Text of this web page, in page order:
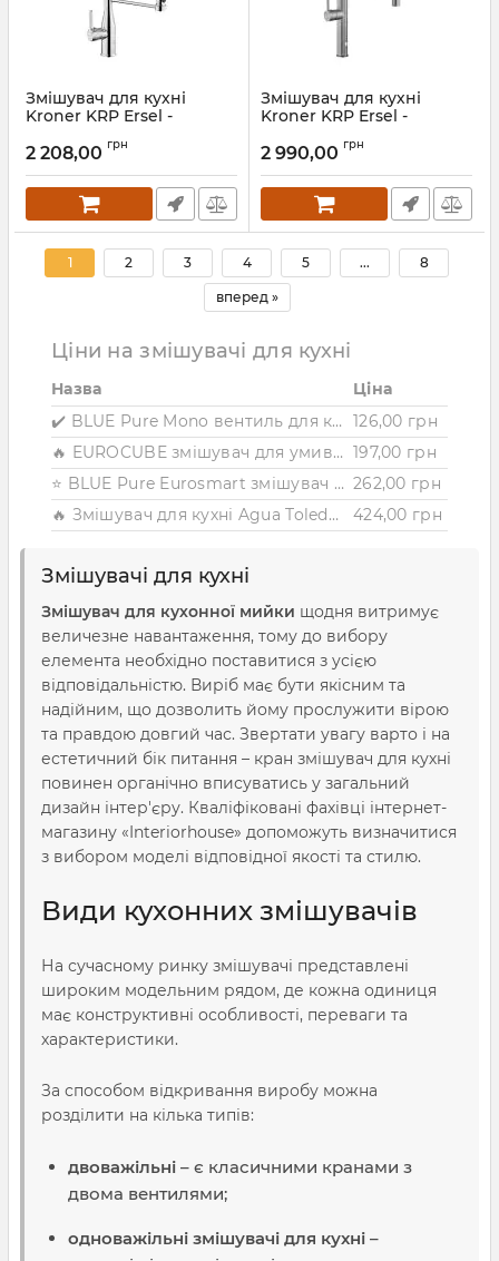
Змішувач для кухні
Kroner KRP Ersel -
Артикул:CV033804
2 208,00 грн
Змішувач для кухні
Kroner KRP Ersel -
Артикул:CV033803
2 990,00 грн
1 2 3 4 5 ... 8
вперед »
Ціни на змішувачі для кухні
Назва
Ціна
✔️ BLUE Pure Mono вентиль для кухні, для подачі фільтрованої води
126,00 грн
🔥 EUROCUBE змішувач для умивальника високий 197,00 грн
⭐ BLUE Pure Eurosmart змішувач одноважільний для миття з функцією очищення водопровідної води 262,00 грн
🔥 Змішувач для кухні Agua Toledo - C033
424,00 грн
Змішувачі для кухні
Змішувач для кухонної мийки щодня витримує
величезне навантаження, тому до вибору
елемента необхідно поставитися з усією
відповідальністю. Виріб має бути якісним та
надійним, що дозволить йому прослужити вірою
та правдою довгий час. Звертати увагу варто і на
естетичний бік питання – кран змішувач для кухні
повинен органічно вписуватись у загальний
дизайн інтер'єру. Кваліфіковані фахівці інтернет-
магазину «Interiorhouse» допоможуть визначитися
з вибором моделі відповідної якості та стилю.
Види кухонних змішувачів
На сучасному ринку змішувачі представлені
широким модельним рядом, де кожна одиниця
має конструктивні особливості, переваги та
характеристики.
За способом відкривання виробу можна
розділити на кілька типів:
двоважільні – є класичними кранами з
двома вентилями;
одноважільні змішувачі для кухні –